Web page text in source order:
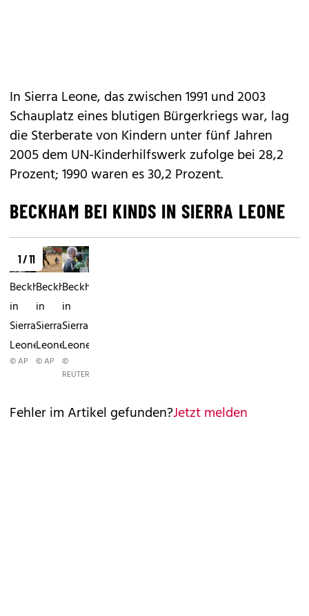
In Sierra Leone, das zwischen 1991 und 2003
Schauplatz eines blutigen Bürgerkriegs war, lag
die Sterberate von Kindern unter fünf Jahren
2005 dem UN-Kinderhilfswerk zufolge bei 28,2
Prozent; 1990 waren es 30,2 Prozent.
BECKHAM BEI KINDS IN SIERRA LEONE
1 / 11
Beckham
in
Sierra
Leone
© AP
Beckham
in
Sierra
Leone
© AP
Beckham
in
Sierra
Leone
©
REUTERS
Fehler im Artikel gefunden?Jetzt melden